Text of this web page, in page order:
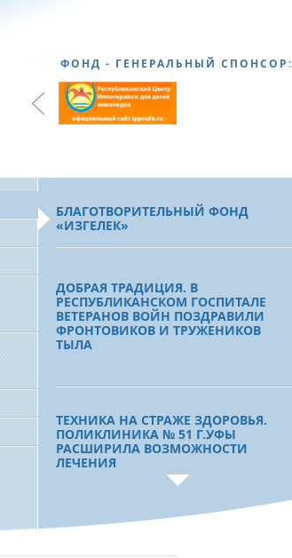
ФОНД - ГЕНЕРАЛЬНЫЙ СПОНСОР:
БЛАГОТВОРИТЕЛЬНЫЙ ФОНД
«ИЗГЕЛЕК»
ДОБРАЯ ТРАДИЦИЯ. В
РЕСПУБЛИКАНСКОМ ГОСПИТАЛЕ
ВЕТЕРАНОВ ВОЙН ПОЗДРАВИЛИ
ФРОНТОВИКОВ И ТРУЖЕНИКОВ
ТЫЛА
ТЕХНИКА НА СТРАЖЕ ЗДОРОВЬЯ.
ПОЛИКЛИНИКА № 51 Г.УФЫ
РАСШИРИЛА ВОЗМОЖНОСТИ
ЛЕЧЕНИЯ
БОЛЬНИЦА СКОРОЙ МЕДИЦИНСКОЙ